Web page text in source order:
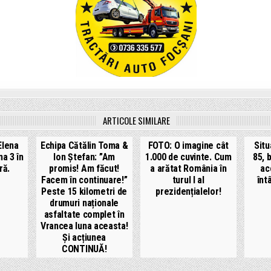
ARTICOLE SIMILARE
3 în
Echipa Cătălin Toma &
Ion Ștefan: ”Am
promis! Am făcut!
Facem în continuare!”
Peste 15 kilometri de
drumuri naționale
asfaltate complet în
Vrancea luna aceasta!
Și acțiunea
CONTINUĂ!
FOTO: O imagine cât
1.000 de cuvinte. Cum
a arătat România în
turul I al
prezidențialelor!
85,